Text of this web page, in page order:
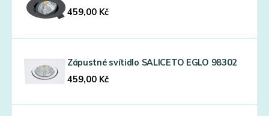
459,00 Kč
Zápustné svítidlo SALICETO EGLO 98302
459,00 Kč